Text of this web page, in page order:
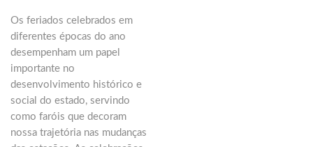
Os feriados celebrados em
diferentes épocas do ano
desempenham um papel
importante no
desenvolvimento histórico e
social do estado, servindo
como faróis que decoram
nossa trajetória nas mudanças